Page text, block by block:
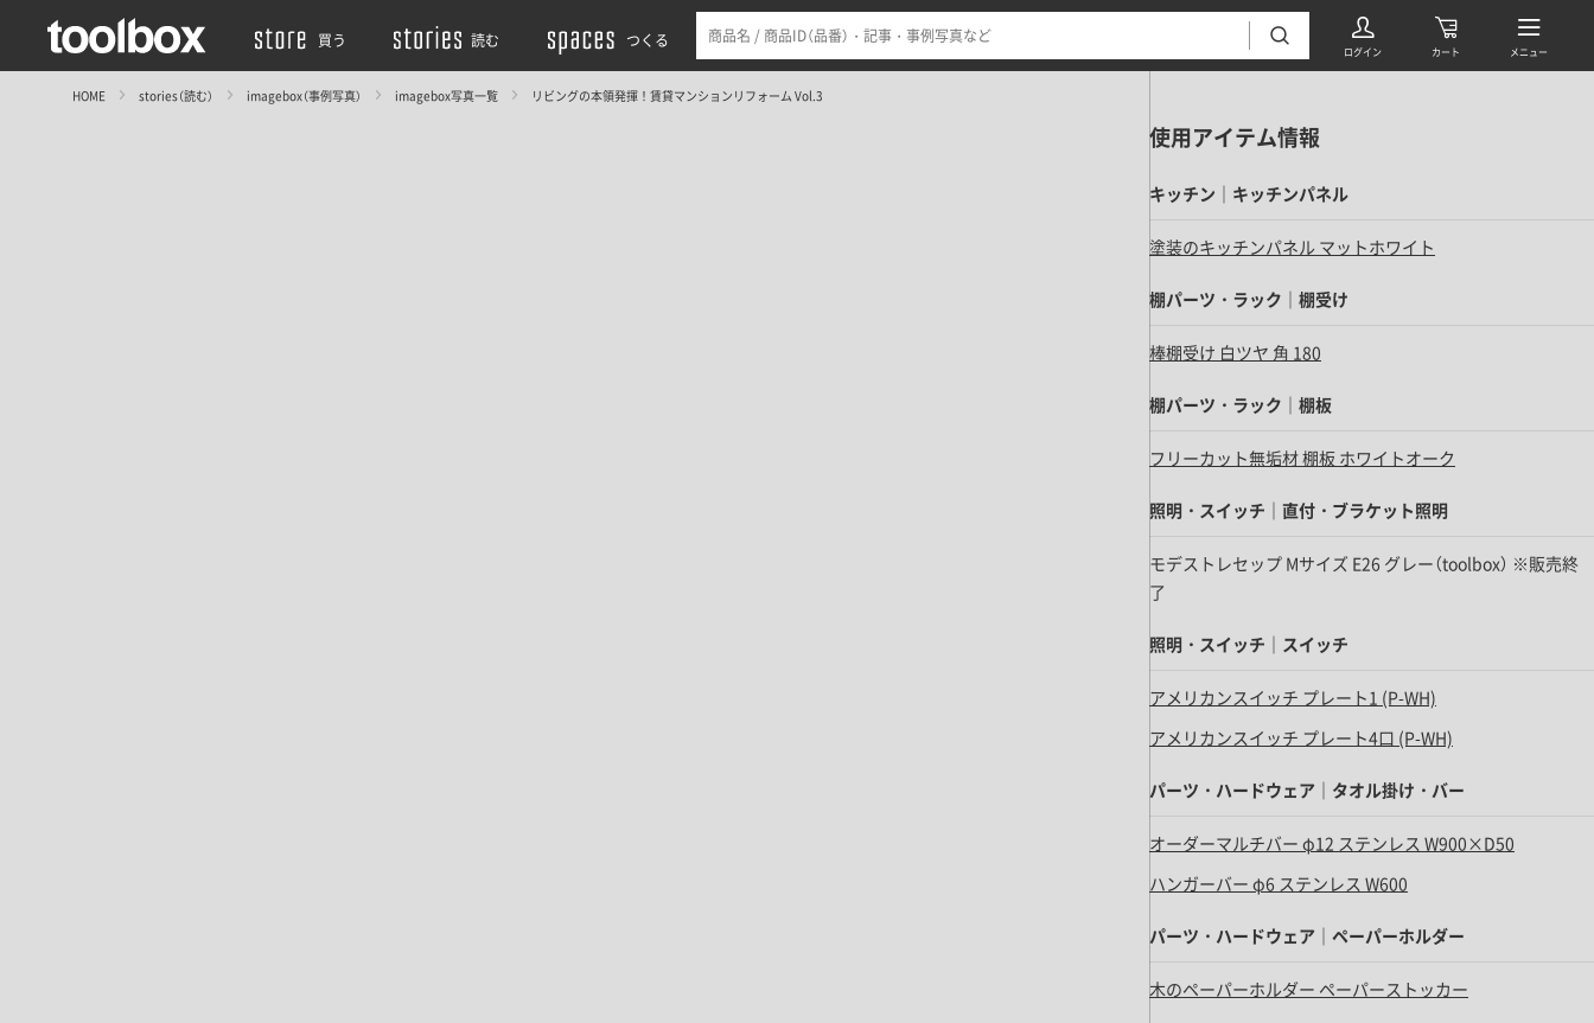
買う 読む つくる
HOME stories（読む） imagebox（事例写真） imagebox写真一覧 リビングの本領発揮！賃貸マンションリフォーム Vol.3
使用アイテム情報
キッチン｜キッチンパネル
塗装のキッチンパネル マットホワイト
棚パーツ・ラック｜棚受け
棒棚受け 白ツヤ 角 180
棚パーツ・ラック｜棚板
フリーカット無垢材 棚板 ホワイトオーク
照明・スイッチ｜直付・ブラケット照明
モデストレセップ Mサイズ E26 グレー（toolbox） ※販売終
了
照明・スイッチ｜スイッチ
アメリカンスイッチ プレート1 (P-WH)
アメリカンスイッチ プレート4口 (P-WH)
パーツ・ハードウェア｜タオル掛け・バー
オーダーマルチバー φ12 ステンレス W900×D50
ハンガーバー φ6 ステンレス W600
パーツ・ハードウェア｜ペーパーホルダー
木のペーパーホルダー ペーパーストッカー
DIYフローリング
足場板
四角形タイル
装飾タイル
ブリック・レンガ
内装壁材 すべて
ウッドパネル・板壁材
キッチン本体
キッチン水栓
コンロ・食洗機・設備機器
キッチンアクセサリー
キッチンセットアップ
洗面水栓
ミラー
洗面アクセサリー
ランドリーパーツ
洗面セットアップ
浴槽・浴室・シャワー水栓
手洗い器
トイレアクセサリー
パーツ・ハードウェア すべて
タオル掛け・バー
ドアノブ・ハンドル
取っ手・つまみ
棚受け
棚板
棚・ラック
テーブル・デスク すべて
テーブル脚
収納・キャビネット